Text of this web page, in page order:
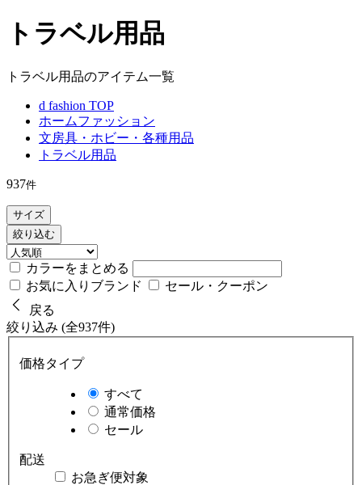
トラベル用品
トラベル用品のアイテム一覧
d fashion TOP
ホームファッション
文房具・ホビー・各種用品
トラベル用品
937件
サイズ
絞り込む
カラーをまとめる
お気に入りブランド
セール・クーポン
戻る
絞り込み (全937件)
価格タイプ
すべて
通常価格
セール
配送
お急ぎ便対象